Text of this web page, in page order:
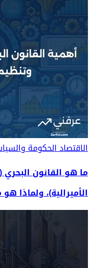
الاقتصادالحكومة
ما هو القانون
الأميرالية)، ولماذا